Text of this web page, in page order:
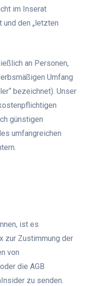
im Inserat
den „letzten
an Personen,
Umfang
bezeichnet). Unser
günstigen
umfangreichen
ist es
zur Zustimmung der
von
die AGB
zu senden.